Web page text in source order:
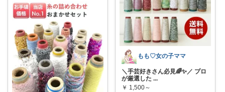
もも♡女の子ママ
＼手芸好きさん必見🌈✨／ プロ
が厳選した ...
￥ 1,500～